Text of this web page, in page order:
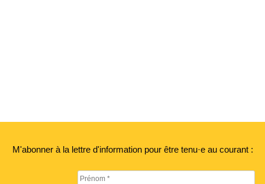
M'abonner à la lettre d'information pour être tenu·e au courant :